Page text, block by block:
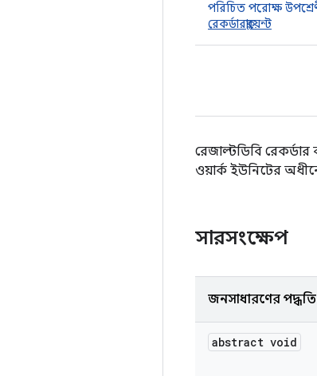
পরিচিত পরোক্ষ
রেকর্ডারক্লায়েন্ট
রেজাল্টডিবি
ওয়ার্ক ইউনিটের
সারসংক্ষেপ
জনসাধারণের পদ্ধতি
abstract void